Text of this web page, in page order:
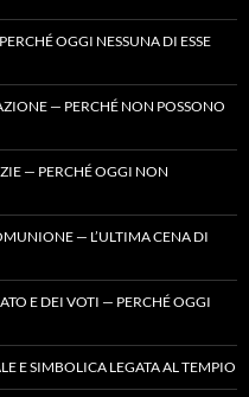
OGGI NESSUNA DI ESSE
— PERCHÉ NON POSSONO
— PERCHÉ OGGI NON
— L’ULTIMA CENA DI
E DEI VOTI — PERCHÉ OGGI
E SIMBOLICA LEGATA AL TEMPIO